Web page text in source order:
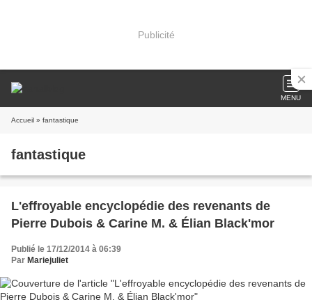
Publicité
MENU
Accueil » fantastique
fantastique
L'effroyable encyclopédie des revenants de
Pierre Dubois & Carine M. & Élian Black'mor
Publié le 17/12/2014 à 06:39
Par Mariejuliet